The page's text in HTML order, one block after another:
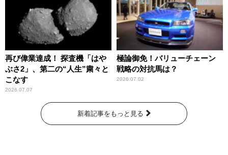
再び偉業達成！ 探査機「はや
ぶさ2」、第二の“人生”粛々と
こなす
2026.07.07
極論御免！バリューチェーン
戦略の対抗馬は？
2026.07.02
新着記事をもっと見る